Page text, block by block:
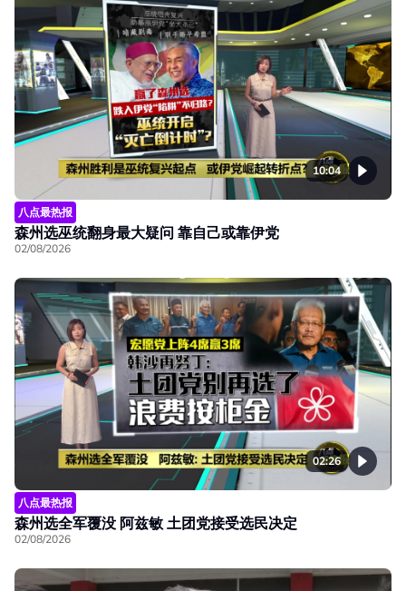
10:04
八点最热报
森州选巫统翻身最大疑问 靠自己或靠伊党
02/08/2026
02:26
八点最热报
森州选全军覆没 阿兹敏 土团党接受选民决定
02/08/2026